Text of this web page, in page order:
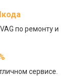
по ремонту и
сервисе.